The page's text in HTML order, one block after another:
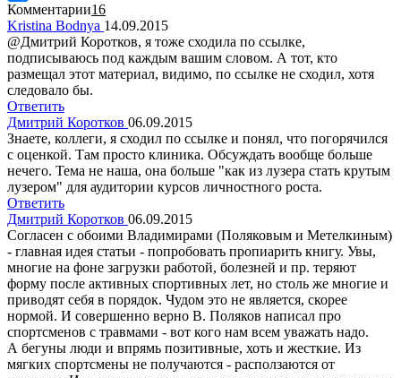
Комментарии16
Kristina Bodnya 14.09.2015
@Дмитрий Коротков, я тоже сходила по ссылке,
подписываюсь под каждым вашим словом. А тот, кто
размещал этот материал, видимо, по ссылке не сходил, хотя
следовало бы.
Ответить
Дмитрий Коротков 06.09.2015
Знаете, коллеги, я сходил по ссылке и понял, что погорячился
с оценкой. Там просто клиника. Обсуждать вообще больше
нечего. Тема не наша, она больше "как из лузера стать крутым
лузером" для аудитории курсов личностного роста.
Ответить
Дмитрий Коротков 06.09.2015
Согласен с обоими Владимирами (Поляковым и Метелкиным)
- главная идея статьи - попробовать пропиарить книгу. Увы,
многие на фоне загрузки работой, болезней и пр. теряют
форму после активных спортивных лет, но столь же многие и
приводят себя в порядок. Чудом это не является, скорее
нормой. И совершенно верно В. Поляков написал про
спортсменов с травмами - вот кого нам всем уважать надо.
А бегуны люди и впрямь позитивные, хоть и жесткие. Из
мягких спортсмены не получаются - расползаются от